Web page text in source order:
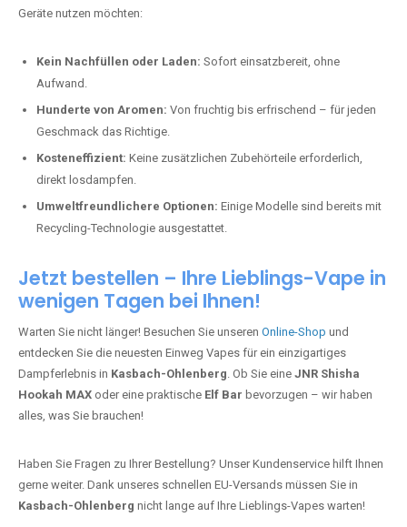
Geräte nutzen möchten:
Kein Nachfüllen oder Laden: Sofort einsatzbereit, ohne
Aufwand.
Hunderte von Aromen: Von fruchtig bis erfrischend – für jeden
Geschmack das Richtige.
Kosteneffizient: Keine zusätzlichen Zubehörteile erforderlich,
direkt losdampfen.
Umweltfreundlichere Optionen: Einige Modelle sind bereits mit
Recycling-Technologie ausgestattet.
Jetzt bestellen – Ihre Lieblings-Vape in
wenigen Tagen bei Ihnen!
Warten Sie nicht länger! Besuchen Sie unseren Online-Shop und
entdecken Sie die neuesten Einweg Vapes für ein einzigartiges
Dampferlebnis in Kasbach-Ohlenberg. Ob Sie eine JNR Shisha
Hookah MAX oder eine praktische Elf Bar bevorzugen – wir haben
alles, was Sie brauchen!
Haben Sie Fragen zu Ihrer Bestellung? Unser Kundenservice hilft Ihnen
gerne weiter. Dank unseres schnellen EU-Versands müssen Sie in
Kasbach-Ohlenberg nicht lange auf Ihre Lieblings-Vapes warten!